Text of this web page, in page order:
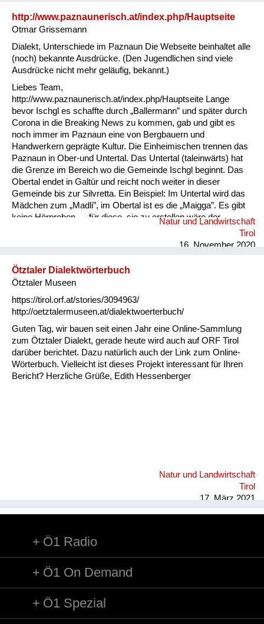
http://www.paznaunerisch.at/index.php/Hauptseite
Otmar Grissemann
Dialekt, Unterschiede im Paznaun Die Webseite beinhaltet alle
(noch) bekannte Ausdrücke. (Den Jugendlichen sind viele
Ausdrücke nicht mehr geläufig, bekannt.)
Liebes Team,
http://www.paznaunerisch.at/index.php/Hauptseite Lange
bevor Ischgl es schaffte durch „Ballermann” und später durch
Corona in die Breaking News zu kommen, gab und gibt es
noch immer im Paznaun eine von Bergbauern und
Handwerkern geprägte Kultur. Die Einheimischen trennen das
Paznaun in Ober-und Untertal. Das Untertal (taleinwärts) hat
die Grenze im Bereich wo die Gemeinde Ischgl beginnt. Das
Obertal endet in Galtür und reicht noch weiter in dieser
Gemeinde bis zur Silvretta. Ein Beispiel: Im Untertal wird das
Mädchen zum „Madli”, im Obertal ist es die „Maigga”. Es gibt
keine Hörproben — für diese, sie zu erstellen wäre der
bestens geeignet. Er hat eine sehr klare Aussprach, ist ein
Auch mein Cousin Georg Juen (Lehrer AD.) von Galtür,
aufgewachsen in Kappl, kennt auch sehr gut das Ober-und
Untertal — (die bäuerlichen und handwerk...
Natur und Landwirtschaft
Tirol
16. November 2020
Ötztaler Dialektwörterbuch
Ötztaler Museen
https://tirol.orf.at/stories/3094963/
http://oetztalermuseen.at/dialektwoerterbuch/
Guten Tag, wir bauen seit einen Jahr eine Online-Sammlung
zum Ötztaler Dialekt, gerade heute wird auch auf ORF Tirol
darüber berichtet. Dazu natürlich auch der Link zum Online-
Wörterbuch. Vielleicht ist dieses Projekt interessant für Ihren
Bericht? Herzliche Grüße, Edith Hessenberger
Natur und Landwirtschaft
Tirol
17. März 2021
Ö1 Radio
Ö1 On Demand
Ö1 Spezial